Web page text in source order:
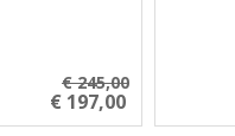
€ 245,00
€ 197,00